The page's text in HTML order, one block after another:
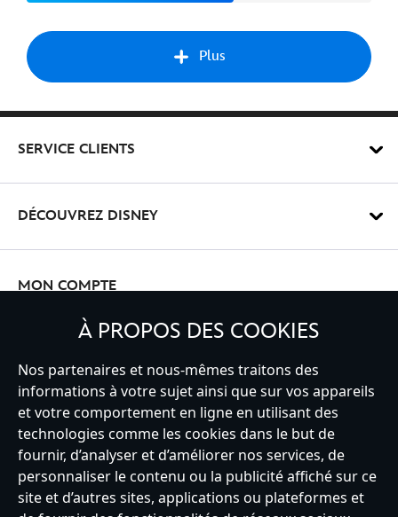
Plus
SERVICE CLIENTS
DÉCOUVREZ DISNEY
MON COMPTE
France
À PROPOS DES COOKIES
Nos partenaires et nous-mêmes traitons des
informations à votre sujet ainsi que sur vos appareils
et votre comportement en ligne en utilisant des
technologies comme les cookies dans le but de
fournir, d’analyser et d’améliorer nos services, de
personnaliser le contenu ou la publicité affiché sur ce
site et d’autres sites, applications ou plateformes et